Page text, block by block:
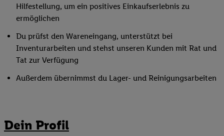
Hilfestellung, um ein positives Einkaufserlebnis zu
ermöglichen
Du prüfst den Wareneingang, unterstützt bei
Inventurarbeiten und stehst unseren Kunden mit Rat und
Tat zur Verfügung
Außerdem übernimmst du Lager- und Reinigungsarbeiten
Dein Profil